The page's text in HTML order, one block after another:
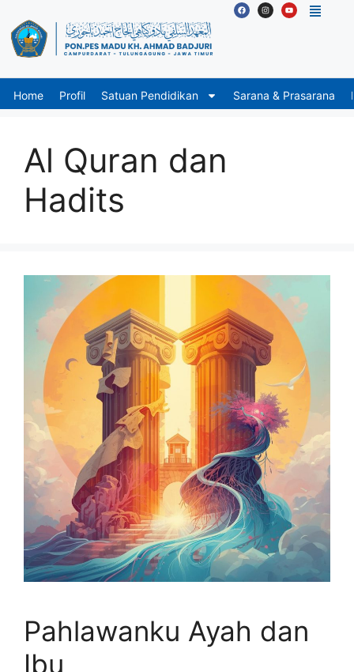
Home Profil Satuan Pendidikan Sarana & Prasarana
Al Quran dan
Hadits
Pahlawanku Ayah dan
Ibu